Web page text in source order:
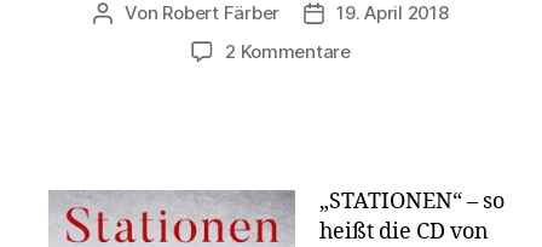
Beitragsautor
Von Robert Färber Veröffentlichungsdatum
19. April 2018
2 Kommentarezu
Texte
„STATIONEN“ – so
heißt die CD von